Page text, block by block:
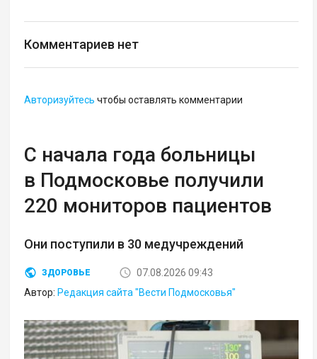
Комментариев нет
Авторизуйтесь чтобы оставлять комментарии
С начала года больницы
в Подмосковье получили
220 мониторов пациентов
Они поступили в 30 медучреждений
ЗДОРОВЬЕ
07.08.2026 09:43
Автор: Редакция сайта "Вести Подмосковья"